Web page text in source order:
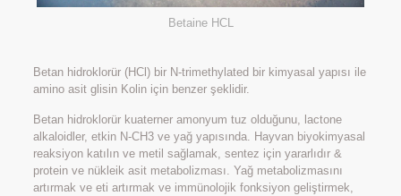
Betaine HCL
Betan hidroklorür (HCl) bir N-trimethylated bir kimyasal yapısı ile
amino asit glisin Kolin için benzer şeklidir.
Betan hidroklorür kuaterner amonyum tuz olduğunu, lactone
alkaloidler, etkin N-CH3 ve yağ yapısında. Hayvan biyokimyasal
reaksiyon katılın ve metil sağlamak, sentez için yararlıdır &
protein ve nükleik asit metabolizması. Yağ metabolizmasını
artırmak ve eti artırmak ve immünolojik fonksiyon geliştirmek,